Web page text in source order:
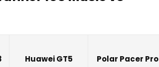
Huawei GT5 Polar Pacer Pro